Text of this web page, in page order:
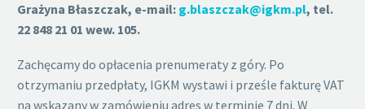
Grażyna Błaszczak, e-mail: g.blaszczak@igkm.pl, tel.
22 848 21 01 wew. 105.
Zachęcamy do opłacenia prenumeraty z góry. Po
otrzymaniu przedpłaty, IGKM wystawi i prześle fakturę VAT
na wskazany w zamówieniu adres w terminie 7 dni. W